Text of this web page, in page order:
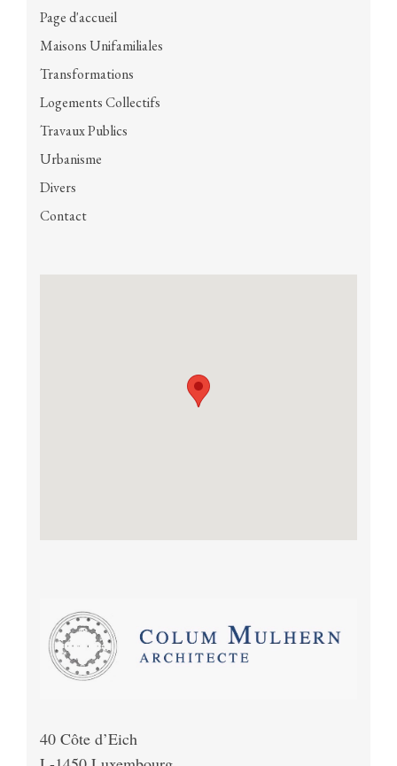
Page d'accueil
Maisons Unifamiliales
Transformations
Logements Collectifs
Travaux Publics
Urbanisme
Divers
Contact
40 Côte d’Eich